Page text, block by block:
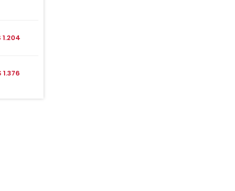
1.204
1.376